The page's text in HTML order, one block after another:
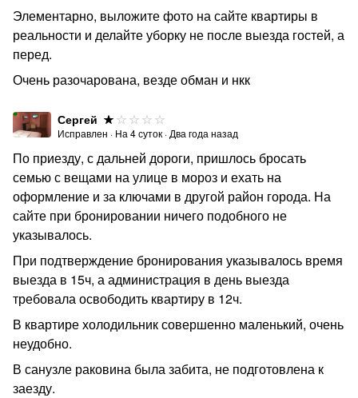
Элементарно, выложите фото на сайте квартиры в
реальности и делайте уборку не после выезда гостей, а
перед.
Очень разочарована, везде обман и нкк
Сергей
Исправлен · На 4суток · Два года назад
По приезду, с дальней дороги, пришлось бросать
семью с вещами на улице в мороз и ехать на
оформление и за ключами в другой район города. На
сайте при бронировании ничего подобного не
указывалось.
При подтверждение бронирования указывалось время
выезда в 15ч, а администрация в день выезда
требовала освободить квартиру в 12ч.
В квартире холодильник совершенно маленький, очень
неудобно.
В санузле раковина была забита, не подготовлена к
заезду.